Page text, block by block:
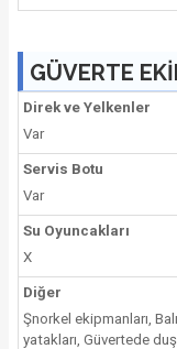
GÜVERTE
Direk ve Yelkenler
Var
Servis Botu
Var
Su Oyuncakları
X
Diğer
Şnorkel ekipmanları,
yatakları, Güvertede